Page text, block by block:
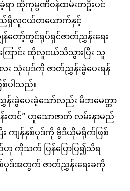
ာ ထိုကုမ္ပဏီဝန်ထမ်းတဦးပင်
ရှိလူငယ်တယောက်နှင့်
န်တော့်တွင်ရုပ်ရှင်ဇာတ်ညွှန်းရေး
ောင်း ထိုလူငယ်သိသွားပြီး သူ
သုံးပုဒ်ကို ဇာတ်ညွှန်းခွဲပေးရန်
စ်ပါသည်။
းခွဲပေးခဲ့သော်လည်း မိဘမေတ္တာ
တင်" ဟူသောဇာတ် လမ်းနာမည်
ကျန်နှစ်ပုဒ်ကို ဗွီဒီယိုမရိုက်ဖြစ်
ကိုသက် ပြန်ပြောပြ၍သိရ
ပုဒ်အတွက် ဇာတ်ညွှန်းရေးခကို